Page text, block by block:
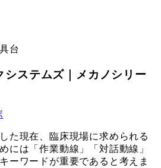
台
システムズ｜メカノシリー
た現在、臨床現場に求められる
には「作業動線」「対話動線」
ーワードが重要であると考えま